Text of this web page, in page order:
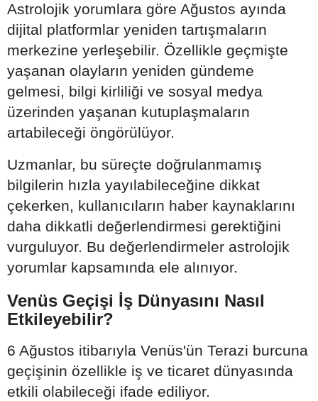
Astrolojik yorumlara göre Ağustos ayında
dijital platformlar yeniden tartışmaların
merkezine yerleşebilir. Özellikle geçmişte
yaşanan olayların yeniden gündeme
gelmesi, bilgi kirliliği ve sosyal medya
üzerinden yaşanan kutuplaşmaların
artabileceği öngörülüyor.
Uzmanlar, bu süreçte doğrulanmamış
bilgilerin hızla yayılabileceğine dikkat
çekerken, kullanıcıların haber kaynaklarını
daha dikkatli değerlendirmesi gerektiğini
vurguluyor. Bu değerlendirmeler astrolojik
yorumlar kapsamında ele alınıyor.
Venüs Geçişi İş Dünyasını Nasıl
Etkileyebilir?
6 Ağustos itibarıyla Venüs'ün Terazi burcuna
geçişinin özellikle iş ve ticaret dünyasında
etkili olabileceği ifade ediliyor.